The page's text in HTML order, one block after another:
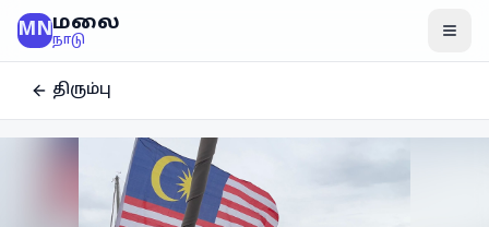
MNமலை
நாடு
திரும்பு